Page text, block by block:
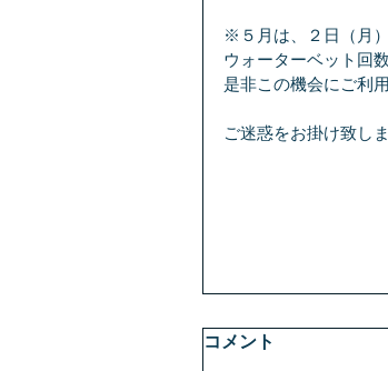
※５月は、２日（月
ウォーターベット回
是非この機会にご利用
ご迷惑をお掛け致し
コメント